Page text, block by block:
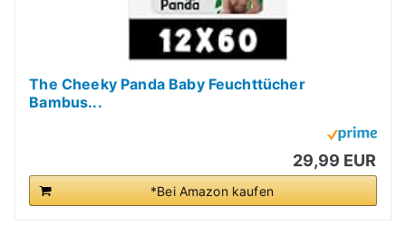
The Cheeky Panda Baby Feuchttücher
Bambus...
29,99 EUR
*Bei Amazon kaufen